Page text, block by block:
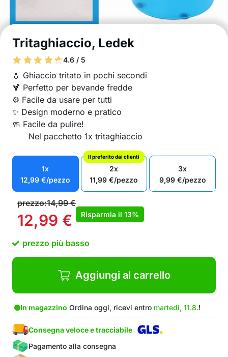
Tritaghiaccio, Ledek
4.6 / 5
💧 Ghiaccio tritato in pochi secondi
🍹 Perfetto per bevande fredde
⚙️ Facile da usare per tutti
✨ Design moderno e pratico
🧼 Facile da pulire!
Nel pacchetto 1x tritaghiaccio
1x
12,99€/pezzo
Il preferito dai clienti
2x
11,99€/pezzo
3x
9,99 €/pezzo
prezzo:14,99€
12,99 € Risparmia il 13%
prezzo più basso
Aggiungi al carrello
In magazzino Ordina oggi, ricevi entro martedì, 11.8.!
Consegna veloce e tracciabile
Pagamento alla consegna